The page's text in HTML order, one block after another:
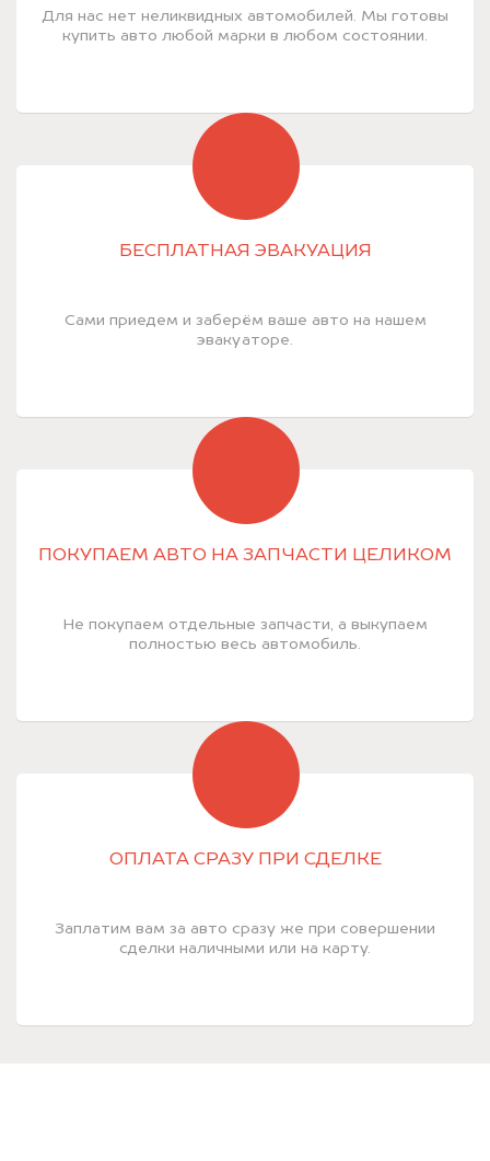
Для нас нет неликвидных автомобилей. Мы готовы
купить авто любой марки в любом состоянии.
БЕСПЛАТНАЯ ЭВАКУАЦИЯ
Сами приедем и заберём ваше авто на нашем
эвакуаторе.
ПОКУПАЕМ АВТО НА ЗАПЧАСТИ ЦЕЛИКОМ
Не покупаем отдельные запчасти, а выкупаем
полностью весь автомобиль.
ОПЛАТА СРАЗУ ПРИ СДЕЛКЕ
Заплатим вам за авто сразу же при совершении
сделки наличными или на карту.